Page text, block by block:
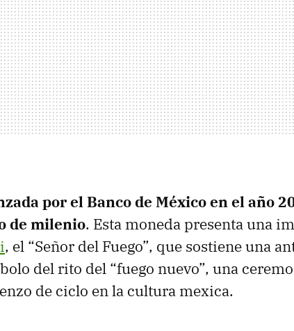
por el Banco de México en el año
de milenio. Esta moneda presenta una
, el “Señor del Fuego”, que sostiene una
del rito del “fuego nuevo”, una
de ciclo en la cultura mexica.